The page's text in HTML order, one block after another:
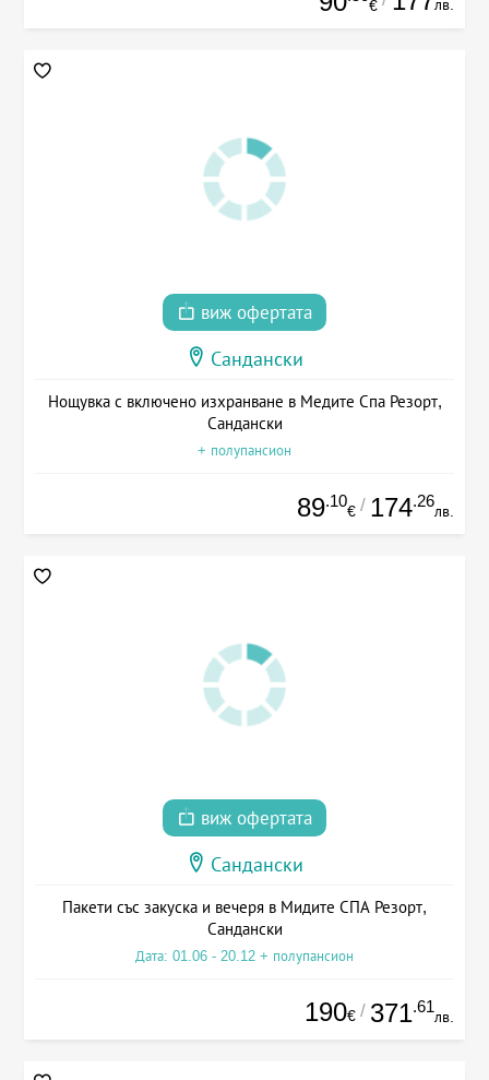
€ лв.
виж офертата
Сандански
Нощувка с включено изхранване в Медите Спа Резорт,
Сандански
+ полупансион
89.10
€ / 174.26
лв.
виж офертата
Сандански
Пакети със закуска и вечеря в Мидите СПА Резорт,
Сандански
Дата: 01.06 - 20.12 + полупансион
190€ / 371.61
лв.